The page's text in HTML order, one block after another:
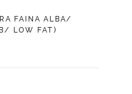
FAINA ALBA/
LOW FAT)